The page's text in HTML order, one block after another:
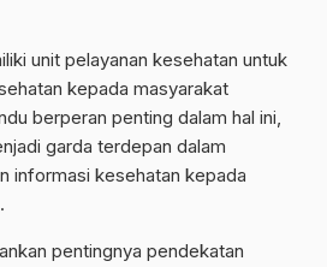
unit pelayanan kesehatan untuk
kepada masyarakat
berperan penting dalam hal ini,
garda terdepan dalam
informasi kesehatan kepada
pentingnya pendekatan